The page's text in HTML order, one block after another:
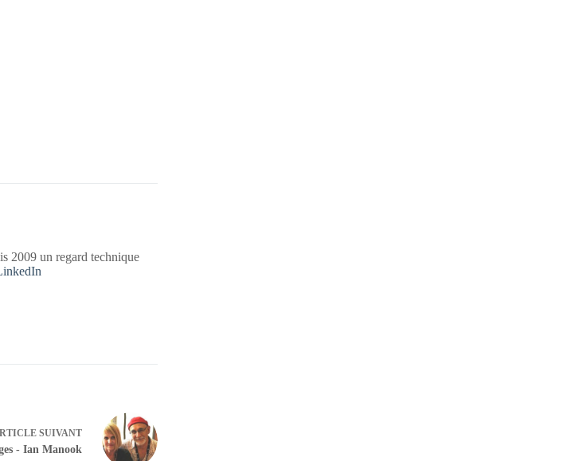
2009 un regard technique
SUIVANT
- Ian Manook